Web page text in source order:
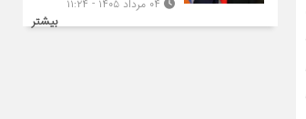
بیشتر